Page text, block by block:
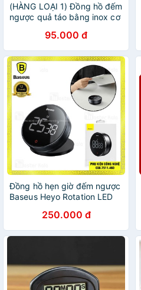
(HÀNG LOẠI 1) Đồng hồ đếm
ngược quả táo bằng inox cơ
95.000 đ
Đồng hồ hẹn giờ đếm ngược
Baseus Heyo Rotation LED
250.000 đ